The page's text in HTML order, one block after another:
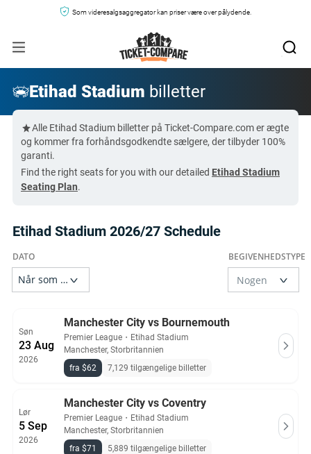
Som videresalgsaggregator kan priser være over pålydende.
Etihad Stadium billetter
Alle Etihad Stadium billetter på Ticket-Compare.com er ægte
og kommer fra forhåndsgodkendte sælgere, der tilbyder 100%
garanti.
Find the right seats for you with our detailed Etihad Stadium
Seating Plan.
Etihad Stadium 2026/27 Schedule
Søn
23 Aug
2026
Manchester City vs Bournemouth
Premier League ・ Etihad Stadium
Manchester, Storbritannien
fra $62
7,129 tilgængelige billetter
Lør
5 Sep
2026
Manchester City vs Coventry
Premier League ・ Etihad Stadium
Manchester, Storbritannien
fra $71
5,889 tilgængelige billetter